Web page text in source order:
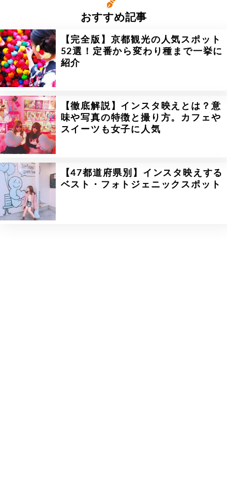
おすすめ記事
【完全版】京都観光の人気スポット
52選！定番から変わり種まで一挙に
紹介
【徹底解説】インスタ映えとは？意
味や写真の特徴と撮り方。カフェや
スイーツも女子に人気
【47都道府県別】インスタ映えする
ベスト・フォトジェニックスポット